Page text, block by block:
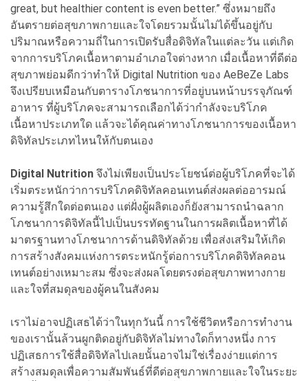
great, but healthier content is even better.” ซึ่งหมายถึง
อันตรายต่อสุขภาพกายและใจโดยรวมนั้นไม่ได้ขึ้นอยู่กับ
ปริมาณหรือความถี่ในการเปิดรับสื่อดิจิทัลในแต่ละวัน แต่เกิด
จากการบริโภคเนื้อหาตามอำเภอใจต่างหาก เมื่อเนื้อหาที่ดีต่อ
สุขภาพย่อมดีกว่าทำให้ Digital Nutrition ของ AeBeZe Labs
จึงเปรียบเหมือนกับตารางโภชนาการที่อยู่บนหน้าบรรจุภัณฑ์
อาหาร ที่ผู้บริโภคจะสามารถเลือกได้ว่ากำลังจะบริโภค
เนื้อหาประเภทใด แล้วจะได้คุณค่าทางโภชนาการของเนื้อหา
ดิจิทัลประเภทไหนให้กับตนเอง
Digital Nutrition จึงไม่เพียงเป็นประโยชน์ต่อผู้บริโภคที่จะได้
เริ่มตระหนักว่าการบริโภคดิจิทัลคอนเทนต์ส่งผลต่ออารมณ์
ความรู้สึกใดต่อตนเอง แต่ฝั่งผู้ผลิตเองก็ยังสามารถนำฉลาก
โภชนาการดิจิทัลนี้ไปเป็นบรรทัดฐานในการผลิตเนื้อหาที่ได้
มาตรฐานทางโภชนาการด้านดิจิทัลด้วย เพื่อส่งเสริมให้เกิด
การสร้างสังคมแห่งการตระหนักรู้ต่อการบริโภคดิจิทัลคอน
เทนต์อย่างเหมาะสม ซึ่งจะส่งผลโดยตรงต่อสุขภาพทางกาย
และใจที่สมดุลของผู้คนในสังคม
เราไม่อาจปฏิเสธได้ว่าในทุกวันนี้ การใช้ชีวิตหรือการทำงาน
ของเรานั้นล้วนผูกติดอยู่กับดิจิทัลไม่ทางใดก็ทางหนึ่ง การ
ปฏิเสธการใช้สื่อดิจิทัลไปเลยนั้นอาจไม่ใช่เรื่องง่ายแต่การ
สร้างสมดุลเพื่อความสัมพันธ์ที่ดีต่อสุขภาพกายและใจในระยะ